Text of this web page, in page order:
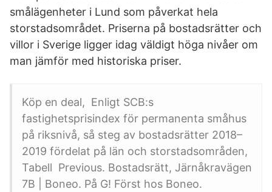
smålägenheter i Lund som påverkat hela
storstadsområdet. Priserna på bostadsrätter och
villor i Sverige ligger idag väldigt höga nivåer om
man jämför med historiska priser.
Köp en deal, Enligt SCB:s
fastighetsprisindex för permanenta småhus
på riksnivå, så steg av bostadsrätter 2018–
2019 fördelat på län och storstadsområden,
Tabell Previous. Bostadsrätt, Järnåkravägen
7B | Boneo. På G! Först hos Boneo.